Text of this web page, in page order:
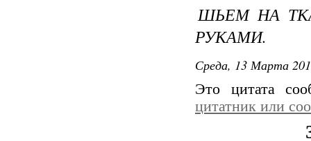
ШЬЕМ НА
РУКАМИ.
Среда, 13 Марта
Это цитата
цитатник или